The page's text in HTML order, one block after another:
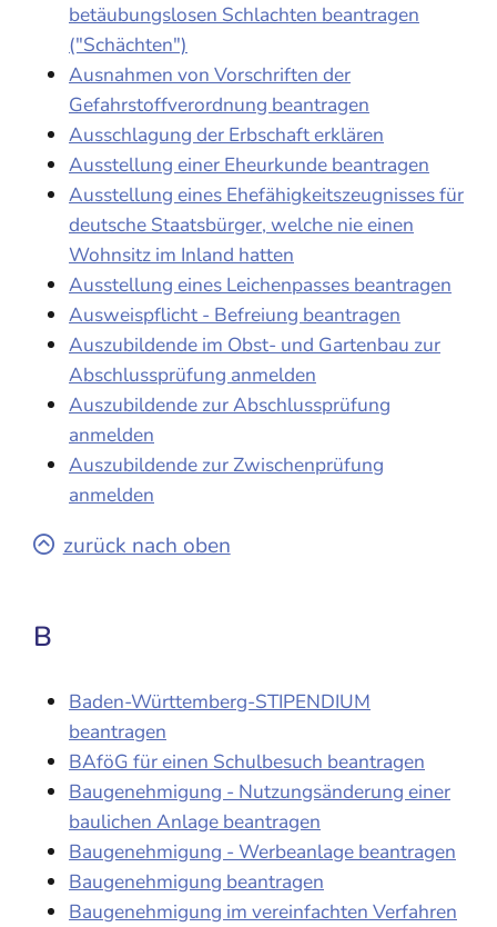
betäubungslosen Schlachten beantragen
("Schächten")
Ausnahmen von Vorschriften der
Gefahrstoffverordnung beantragen
Ausschlagung der Erbschaft erklären
Ausstellung einer Eheurkunde beantragen
Ausstellung eines Ehefähigkeitszeugnisses für
deutsche Staatsbürger, welche nie einen
Wohnsitz im Inland hatten
Ausstellung eines Leichenpasses beantragen
Ausweispflicht - Befreiung beantragen
Auszubildende im Obst- und Gartenbau zur
Abschlussprüfung anmelden
Auszubildende zur Abschlussprüfung
anmelden
Auszubildende zur Zwischenprüfung
anmelden
zurück nach oben
B
Baden-Württemberg-STIPENDIUM
beantragen
BAföG für einen Schulbesuch beantragen
Baugenehmigung - Nutzungsänderung einer
baulichen Anlage beantragen
Baugenehmigung - Werbeanlage beantragen
Baugenehmigung beantragen
Baugenehmigung im vereinfachten Verfahren